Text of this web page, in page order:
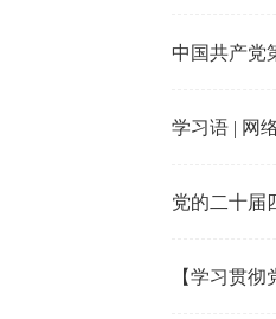
中国共产党
学习语 | 网
党的二十届
【学习贯